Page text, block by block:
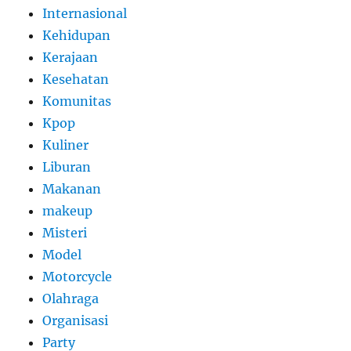
Internasional
Kehidupan
Kerajaan
Kesehatan
Komunitas
Kpop
Kuliner
Liburan
Makanan
makeup
Misteri
Model
Motorcycle
Olahraga
Organisasi
Party